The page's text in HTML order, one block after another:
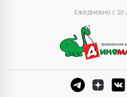
Ежедневно c 10